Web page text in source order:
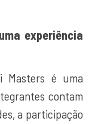
experiência
Masters é uma
contam
a participação